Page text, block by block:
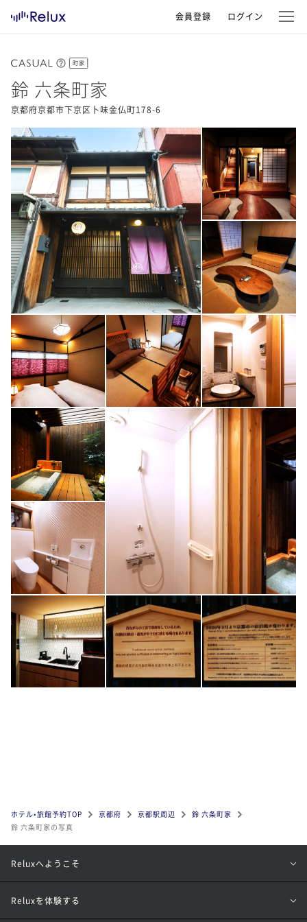
会員登録 ログイン
町家
鈴 六条町家
京都府京都市下京区卜味金仏町178-6
ホテル•旅館予約TOP 京都府 京都駅周辺
鈴 六条町家
鈴 六条町家の写真
Reluxへようこそ
Reluxを体験する